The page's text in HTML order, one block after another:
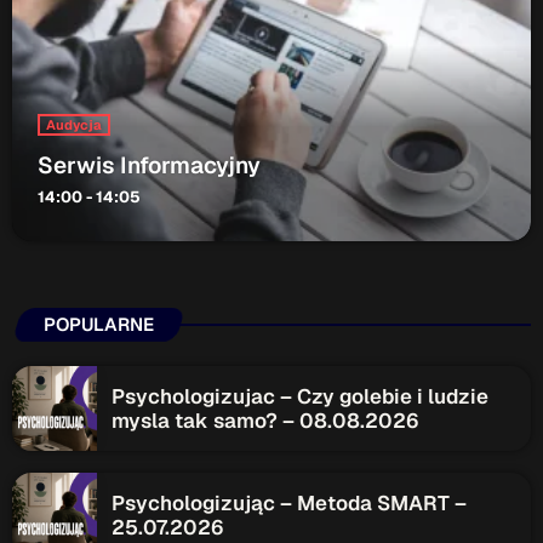
ON AIR
Upcoming shows
Serwis Informacyjny
18:00 - 18:05
Audycja
Serwis Informacyjny
14:00 - 14:05
POPULARNE
Psychologizujac – Czy golebie i ludzie
mysla tak samo? – 08.08.2026
Psychologizując – Metoda SMART –
25.07.2026